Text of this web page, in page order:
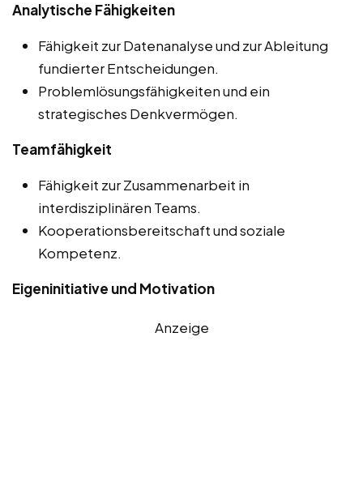
Analytische Fähigkeiten
Fähigkeit zur Datenanalyse und zur Ableitung
fundierter Entscheidungen.
Problemlösungsfähigkeiten und ein
strategisches Denkvermögen.
Teamfähigkeit
Fähigkeit zur Zusammenarbeit in
interdisziplinären Teams.
Kooperationsbereitschaft und soziale
Kompetenz.
Eigeninitiative und Motivation
Anzeige